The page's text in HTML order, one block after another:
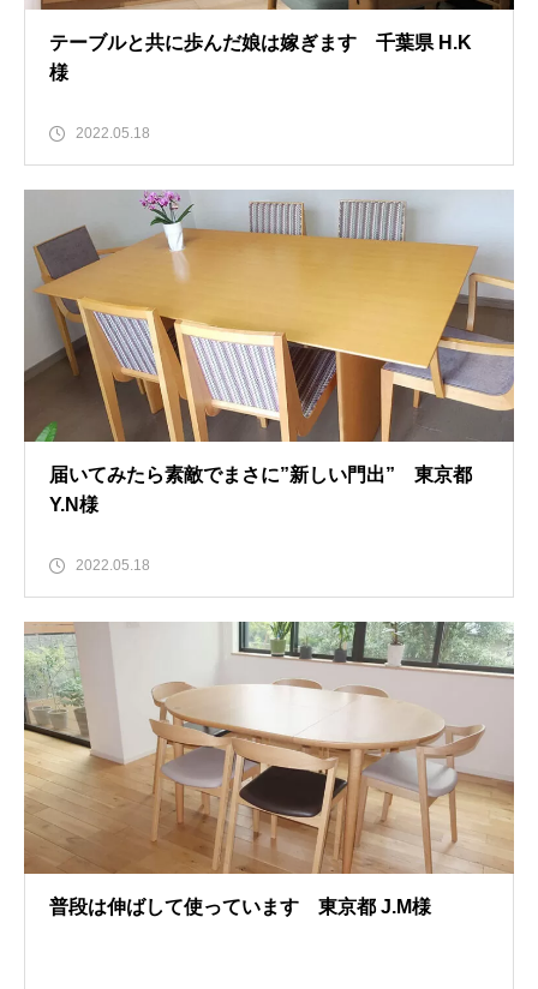
テーブルと共に歩んだ娘は嫁ぎます 千葉県 H.K
様
2022.05.18
届いてみたら素敵でまさに”新しい門出” 東京都
Y.N様
2022.05.18
普段は伸ばして使っています 東京都 J.M様